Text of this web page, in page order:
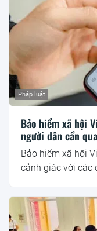
Pháp luật
Bảo hiểm xã hội
người dân cần
Bảo hiểm xã hội
cảnh giác với các